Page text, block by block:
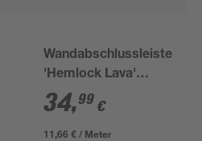
Wandabschlussleiste
'Hemlock Lava'
anthrazit 300 cm
34,99 €
11,66 € / Meter